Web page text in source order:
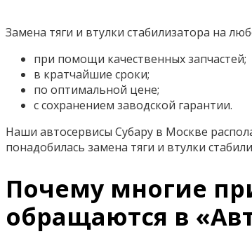
Замена тяги и втулки стабилизатора на
при помощи качественных запчастей;
в кратчайшие сроки;
по оптимальной цене;
с сохранением заводской гарантии.
Наши автосервисы Субару в Москве
понадобилась замена тяги и втулки
Почему многие
обращаются в